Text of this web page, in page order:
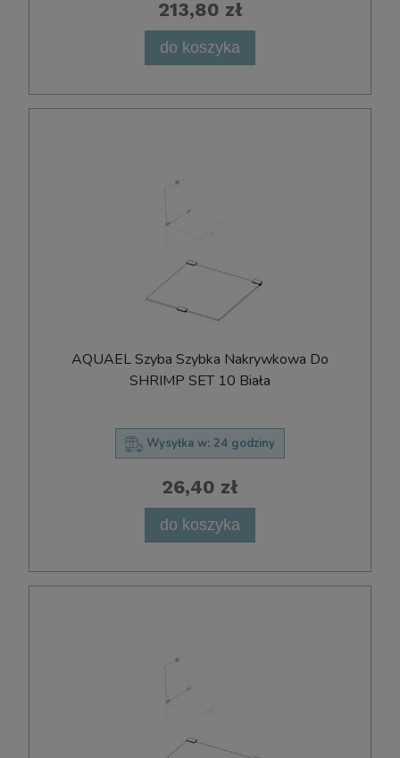
213,80 zł
do koszyka
AQUAEL Szyba Szybka Nakrywkowa Do
SHRIMP SET 10 Biała
Wysyłka w: 24 godziny
26,40 zł
do koszyka